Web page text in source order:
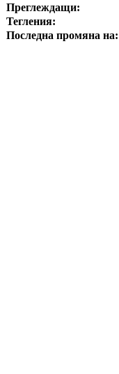
Преглеждащи:
Тегления:
Последна промяна на: